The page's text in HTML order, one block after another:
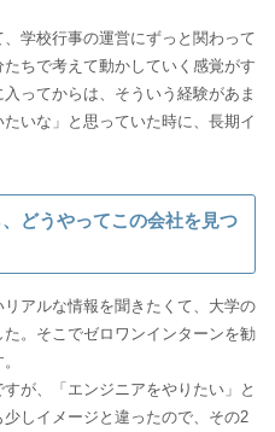
学校行事の運営にずっと関わって
ちで考えて動かしていく感覚がす
ってからは、そういう経験があま
いな」と思っていた時に、長期イ
どうやってこの会社を見つ
アルな情報を聞きたくて、大学の
。そこでゼロワンインターンを勧
が、「エンジニアをやりたい」と
しイメージと違ったので、その2